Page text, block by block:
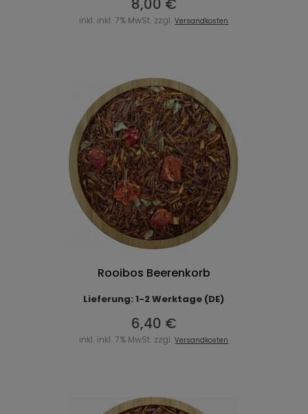
8,00 €
inkl. inkl. 7% MwSt. zzgl.Versandkosten
Rooibos Beerenkorb
Lieferung: 1-2 Werktage (DE)
6,40 €
inkl. inkl. 7% MwSt. zzgl.Versandkosten